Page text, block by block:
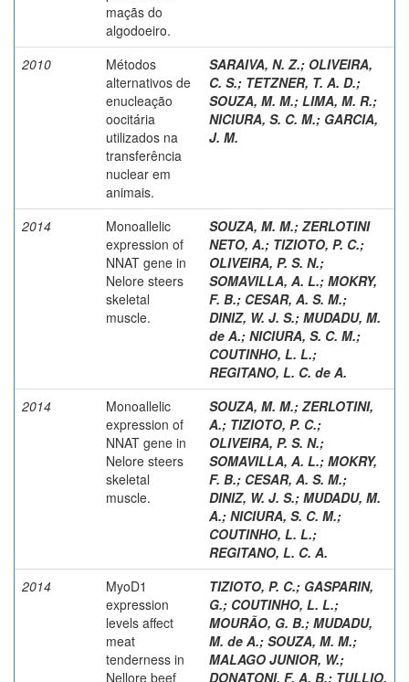
maçãs do
algodoeiro.
2010
Métodos
alternativos de
enucleação
oocitária
utilizados na
transferência
nuclear em
animais.
SARAIVA, N. Z.; OLIVEIRA,
C. S.; TETZNER, T. A. D.;
SOUZA, M. M.; LIMA, M. R.;
NICIURA, S. C. M.; GARCIA,
J. M.
2014
Monoallelic
expression of
NNAT gene in
Nelore steers
skeletal
muscle.
SOUZA, M. M.; ZERLOTINI
NETO, A.; TIZIOTO, P. C.;
OLIVEIRA, P. S. N.;
SOMAVILLA, A. L.; MOKRY,
F. B.; CESAR, A. S. M.;
DINIZ, W. J. S.; MUDADU, M.
de A.; NICIURA, S. C. M.;
COUTINHO, L. L.;
REGITANO, L. C. de A.
2014
Monoallelic
expression of
NNAT gene in
Nelore steers
skeletal
muscle.
SOUZA, M. M.; ZERLOTINI,
A.; TIZIOTO, P. C.;
OLIVEIRA, P. S. N.;
SOMAVILLA, A. L.; MOKRY,
F. B.; CESAR, A. S. M.;
DINIZ, W. J. S.; MUDADU, M.
A.; NICIURA, S. C. M.;
COUTINHO, L. L.;
REGITANO, L. C. A.
2014
MyoD1
expression
levels affect
meat
tenderness in
Nellore beef
TIZIOTO, P. C.; GASPARIN,
G.; COUTINHO, L. L.;
MOURÃO, G. B.; MUDADU,
M. de A.; SOUZA, M. M.;
MALAGO JUNIOR, W.;
DONATONI, F. A. B.; TULLIO,